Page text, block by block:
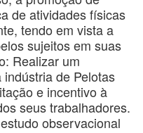
de atividades físicas
tendo em vista a
sujeitos em suas
Realizar um
de Pelotas
e incentivo à
seus trabalhadores.
observacional